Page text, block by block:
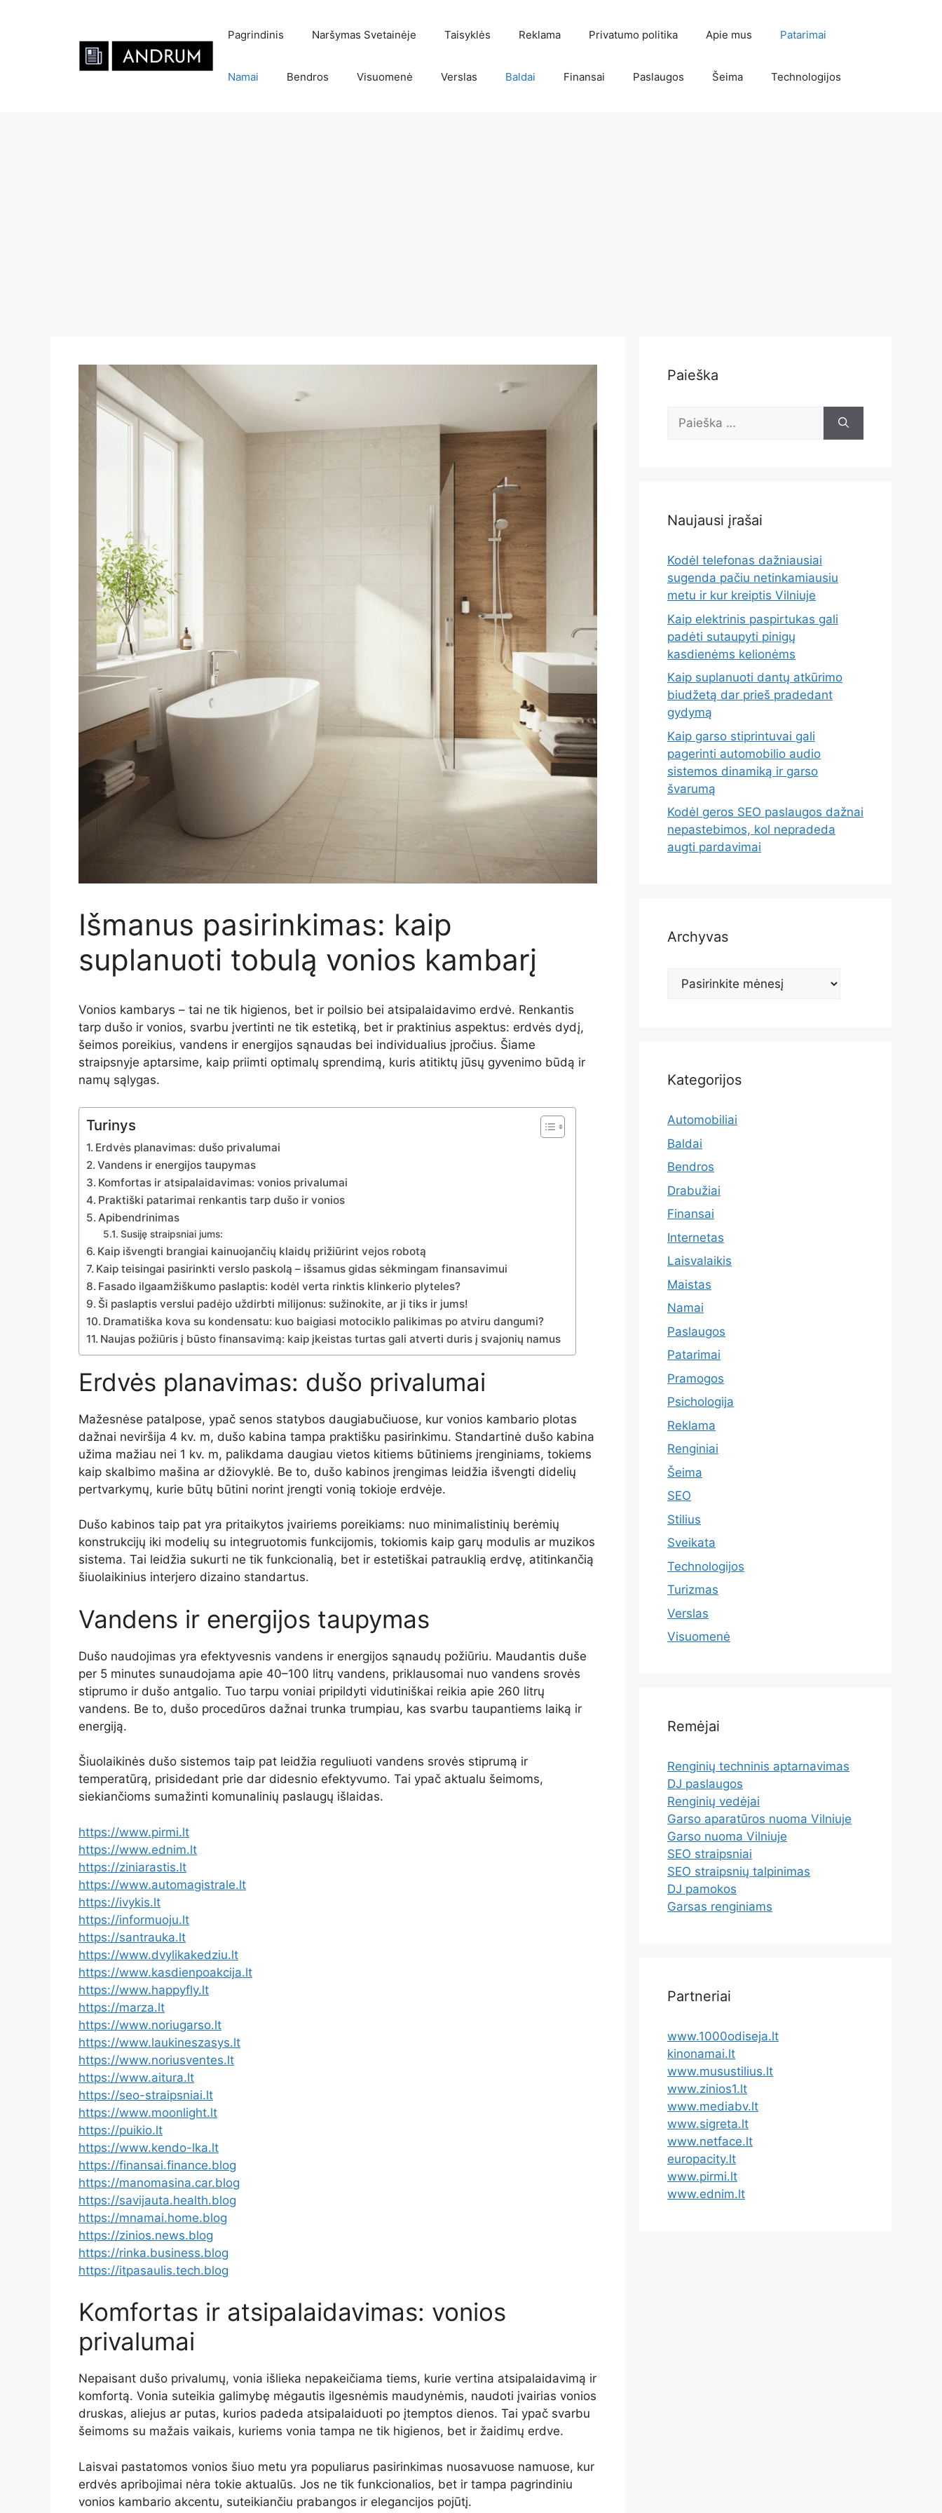
Pagrindinis Naršymas Svetainėje Taisyklės Reklama Privatumo politika Apie mus Patarimai
Namai Bendros Visuomenė Verslas Baldai Finansai Paslaugos Šeima Technologijos
Išmanus pasirinkimas: kaip
suplanuoti tobulą vonios kambarį
Vonios kambarys – tai ne tik higienos, bet ir poilsio bei atsipalaidavimo erdvė. Renkantis
tarp dušo ir vonios, svarbu įvertinti ne tik estetiką, bet ir praktinius aspektus: erdvės dydį,
šeimos poreikius, vandens ir energijos sąnaudas bei individualius įpročius. Šiame
straipsnyje aptarsime, kaip priimti optimalų sprendimą, kuris atitiktų jūsų gyvenimo būdą ir
namų sąlygas.
Turinys
Erdvės planavimas: dušo privalumai
Vandens ir energijos taupymas
Komfortas ir atsipalaidavimas: vonios privalumai
Praktiški patarimai renkantis tarp dušo ir vonios
Apibendrinimas
Susiję straipsniai jums:
Kaip išvengti brangiai kainuojančių klaidų prižiūrint vejos robotą
Kaip teisingai pasirinkti verslo paskolą – išsamus gidas sėkmingam finansavimui
Fasado ilgaamžiškumo paslaptis: kodėl verta rinktis klinkerio plyteles?
Ši paslaptis verslui padėjo uždirbti milijonus: sužinokite, ar ji tiks ir jums!
Dramatiška kova su kondensatu: kuo baigiasi motociklo palikimas po atviru dangumi?
Naujas požiūris į būsto finansavimą: kaip įkeistas turtas gali atverti duris į svajonių namus
Erdvės planavimas: dušo privalumai
Mažesnėse patalpose, ypač senos statybos daugiabučiuose, kur vonios kambario plotas
dažnai neviršija 4 kv. m, dušo kabina tampa praktišku pasirinkimu. Standartinė dušo kabina
užima mažiau nei 1 kv. m, palikdama daugiau vietos kitiems būtiniems įrenginiams, tokiems
kaip skalbimo mašina ar džiovyklė. Be to, dušo kabinos įrengimas leidžia išvengti didelių
pertvarkymų, kurie būtų būtini norint įrengti vonią tokioje erdvėje.
Dušo kabinos taip pat yra pritaikytos įvairiems poreikiams: nuo minimalistinių berėmių
konstrukcijų iki modelių su integruotomis funkcijomis, tokiomis kaip garų modulis ar muzikos
sistema. Tai leidžia sukurti ne tik funkcionalią, bet ir estetiškai patrauklią erdvę, atitinkančią
šiuolaikinius interjero dizaino standartus.
Vandens ir energijos taupymas
Dušo naudojimas yra efektyvesnis vandens ir energijos sąnaudų požiūriu. Maudantis duše
per 5 minutes sunaudojama apie 40–100 litrų vandens, priklausomai nuo vandens srovės
stiprumo ir dušo antgalio. Tuo tarpu voniai pripildyti vidutiniškai reikia apie 260 litrų
vandens. Be to, dušo procedūros dažnai trunka trumpiau, kas svarbu taupantiems laiką ir
energiją.
Šiuolaikinės dušo sistemos taip pat leidžia reguliuoti vandens srovės stiprumą ir
temperatūrą, prisidedant prie dar didesnio efektyvumo. Tai ypač aktualu šeimoms,
siekiančioms sumažinti komunalinių paslaugų išlaidas.
https://www.pirmi.lt
https://www.ednim.lt
https://ziniarastis.lt
https://www.automagistrale.lt
https://ivykis.lt
https://informuoju.lt
https://santrauka.lt
https://www.dvylikakedziu.lt
https://www.kasdienpoakcija.lt
https://www.happyfly.lt
https://marza.lt
https://www.noriugarso.lt
https://www.laukineszasys.lt
https://www.noriusventes.lt
https://www.aitura.lt
https://seo-straipsniai.lt
https://www.moonlight.lt
https://puikio.lt
https://www.kendo-lka.lt
https://finansai.finance.blog
https://manomasina.car.blog
https://savijauta.health.blog
https://mnamai.home.blog
https://zinios.news.blog
https://rinka.business.blog
https://itpasaulis.tech.blog
Komfortas ir atsipalaidavimas: vonios
privalumai
Nepaisant dušo privalumų, vonia išlieka nepakeičiama tiems, kurie vertina atsipalaidavimą ir
komfortą. Vonia suteikia galimybę mėgautis ilgesnėmis maudynėmis, naudoti įvairias vonios
druskas, aliejus ar putas, kurios padeda atsipalaiduoti po įtemptos dienos. Tai ypač svarbu
šeimoms su mažais vaikais, kuriems vonia tampa ne tik higienos, bet ir žaidimų erdve.
Laisvai pastatomos vonios šiuo metu yra populiarus pasirinkimas nuosavuose namuose, kur
erdvės apribojimai nėra tokie aktualūs. Jos ne tik funkcionalios, bet ir tampa pagrindiniu
vonios kambario akcentu, suteikiančiu prabangos ir elegancijos pojūtį.
Paieška
Ieškoti:
Naujausi įrašai
Kodėl telefonas dažniausiai
sugenda pačiu netinkamiausiu
metu ir kur kreiptis Vilniuje
Kaip elektrinis paspirtukas gali
padėti sutaupyti pinigų
kasdienėms kelionėms
Kaip suplanuoti dantų atkūrimo
biudžetą dar prieš pradedant
gydymą
Kaip garso stiprintuvai gali
pagerinti automobilio audio
sistemos dinamiką ir garso
švarumą
Kodėl geros SEO paslaugos dažnai
nepastebimos, kol nepradeda
augti pardavimai
Archyvas
Archyvas
Kategorijos
Automobiliai
Baldai
Bendros
Drabužiai
Finansai
Internetas
Laisvalaikis
Maistas
Namai
Paslaugos
Patarimai
Pramogos
Psichologija
Reklama
Renginiai
Šeima
SEO
Stilius
Sveikata
Technologijos
Turizmas
Verslas
Visuomenė
Remėjai
Renginių techninis aptarnavimas
DJ paslaugos
Renginių vedėjai
Garso aparatūros nuoma Vilniuje
Garso nuoma Vilniuje
SEO straipsniai
SEO straipsnių talpinimas
DJ pamokos
Garsas renginiams
Partneriai
www.1000odiseja.lt
kinonamai.lt
www.musustilius.lt
www.zinios1.lt
www.mediabv.lt
www.sigreta.lt
www.netface.lt
europacity.lt
www.pirmi.lt
www.ednim.lt